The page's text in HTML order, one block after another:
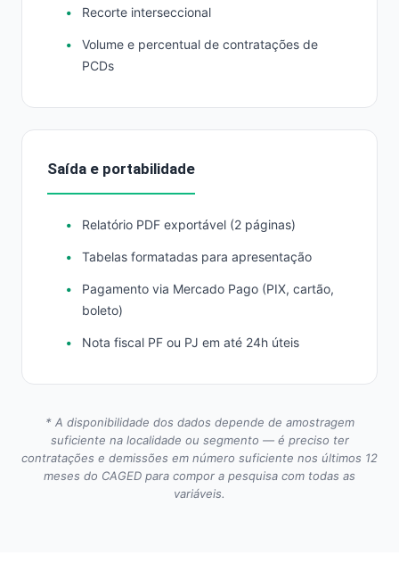
Recorte interseccional
Volume e percentual de contratações de
PCDs
Saída e portabilidade
Relatório PDF exportável (2 páginas)
Tabelas formatadas para apresentação
Pagamento via Mercado Pago (PIX, cartão,
boleto)
Nota fiscal PF ou PJ em até 24h úteis
* A disponibilidade dos dados depende de amostragem
suficiente na localidade ou segmento — é preciso ter
contratações e demissões em número suficiente nos últimos 12
meses do CAGED para compor a pesquisa com todas as
variáveis.